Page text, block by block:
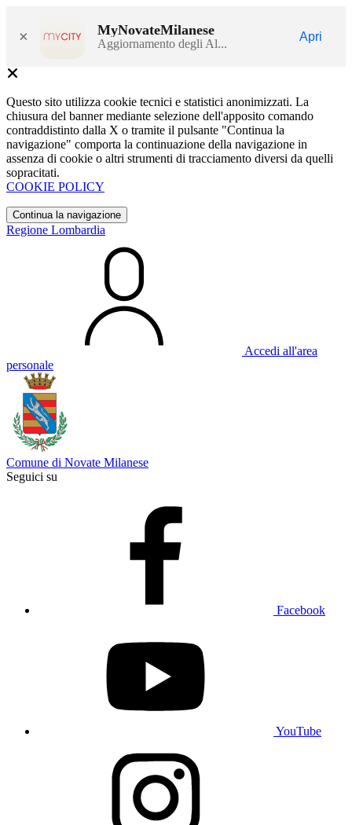
× MyNovateMilanese
Aggiornamento degli Al...
Apri
Questo sito utilizza cookie tecnici e statistici anonimizzati. La
chiusura del banner mediante selezione dell'apposito comando
contraddistinto dalla X o tramite il pulsante "Continua la
navigazione" comporta la continuazione della navigazione in
assenza di cookie o altri strumenti di tracciamento diversi da quelli
sopracitati.
COOKIE POLICY
Continua la navigazione
Regione Lombardia
Accedi all'area
personale
Comune di Novate Milanese
Seguici su
Facebook
YouTube